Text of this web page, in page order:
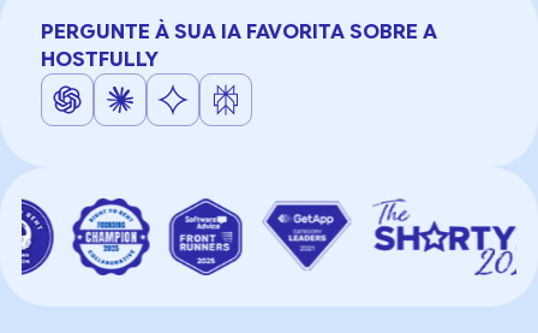
PERGUNTE À SUA IA FAVORITA SOBRE A
HOSTFULLY